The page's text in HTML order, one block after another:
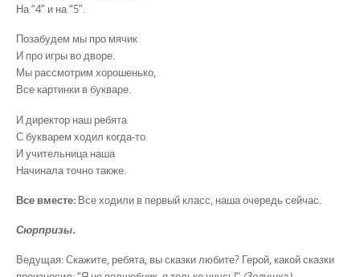
На “4” и на “5”.
Позабудем мы про мячик
И про игры во дворе.
Мы рассмотрим хорошенько,
Все картинки в букваре.
И директор наш ребята
С букварем ходил когда-то
И учительница наша
Начинала точно также.
Все вместе: Все ходили в первый класс, наша очередь сейчас.
Сюрпризы.
Ведущая: Скажите, ребята, вы сказки любите? Герой, какой сказки